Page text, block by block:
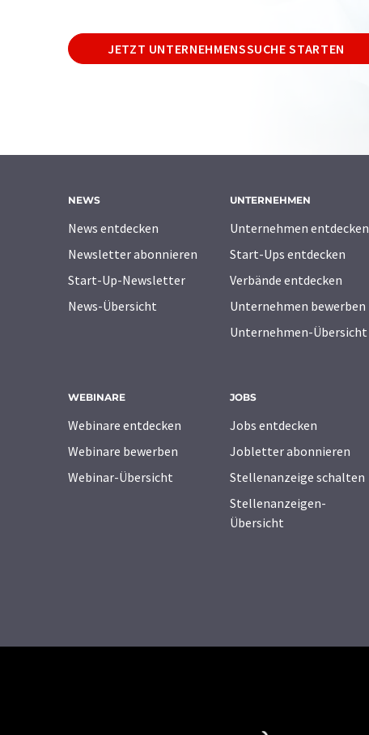
JETZT UNTERNEHMENSSUCHE STARTEN
NEWS
News entdecken
Newsletter abonnieren
Start-Up-Newsletter
News-Übersicht
UNTERNEHMEN
Unternehmen entdecken
Start-Ups entdecken
Verbände entdecken
Unternehmen bewerben
Unternehmen-Übersicht
WEBINARE
Webinare entdecken
Webinare bewerben
Webinar-Übersicht
JOBS
Jobs entdecken
Jobletter abonnieren
Stellenanzeige schalten
Stellenanzeigen-
Übersicht